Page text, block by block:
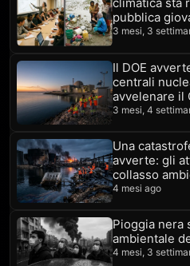
pubblica
3 mesi, 3
Il DOE
centrali
avvelenare il
3 mesi, 4
Una
avverte: gli
collasso
4 mesi ago
Pioggia nera
ambientale
4 mesi, 3